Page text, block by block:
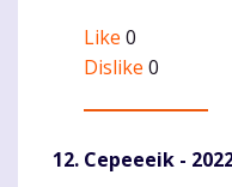
Like 0
Dislike 0
Cepeeeik -